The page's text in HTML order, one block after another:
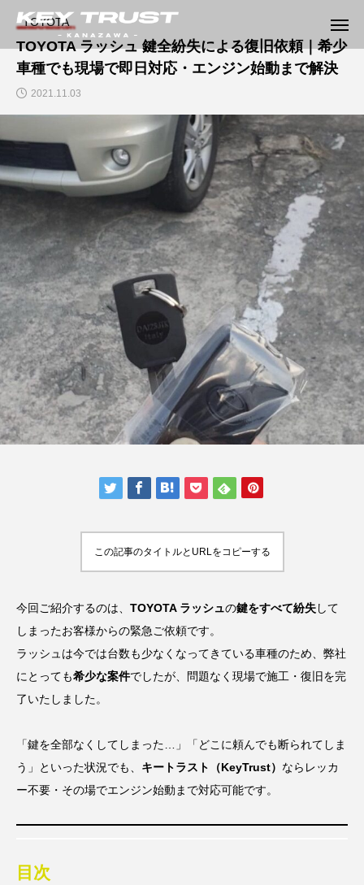
TOYOTA
TOYOTA ラッシュ 鍵全紛失による復旧依頼｜希少
車種でも現場で即日対応・エンジン始動まで解決
2021.11.03
この記事のタイトルとURLをコピーする
今回ご紹介するのは、 TOYOTA ラッシュの鍵をすべて紛失して
しまったお客様からの緊急ご依頼です。
ラッシュは今では台数も少なくなってきている車種のため、弊社
にとっても希少な案件でしたが、問題なく現場で施工・復旧を完
了いたしました。
「鍵を全部なくしてしまった…」「どこに頼んでも断られてしま
う」といった状況でも、 キートラスト（KeyTrust） ならレッカ
ー不要・その場でエンジン始動まで対応可能です。
目次